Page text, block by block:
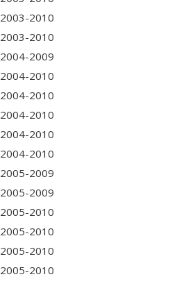
2003-2010
2003-2010
2004-2009
2004-2010
2004-2010
2004-2010
2004-2010
2004-2010
2005-2009
2005-2009
2005-2010
2005-2010
2005-2010
2005-2010